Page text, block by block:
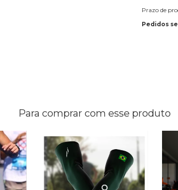
Prazo de
Pedidos
Para comprar com esse produto